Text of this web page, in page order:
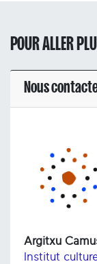
POUR ALLER
Nous
Argitxu
Institut